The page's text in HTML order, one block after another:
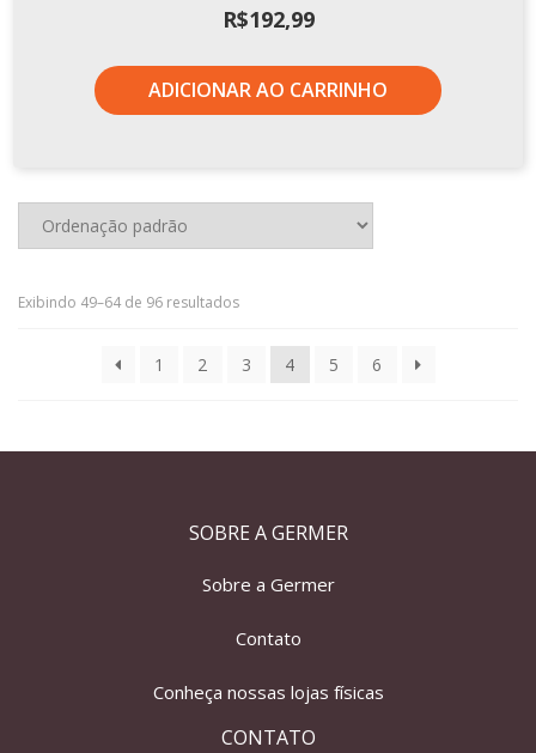
R$192,99
ADICIONAR AO CARRINHO
Exibindo 49–64 de 96 resultados
1 2 3 4 5 6
SOBRE A GERMER
Sobre a Germer
Contato
Conheça nossas lojas físicas
CONTATO